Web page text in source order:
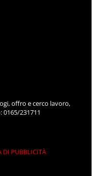
offro e cerco lavoro,
231711
DI PUBBLICITÀ